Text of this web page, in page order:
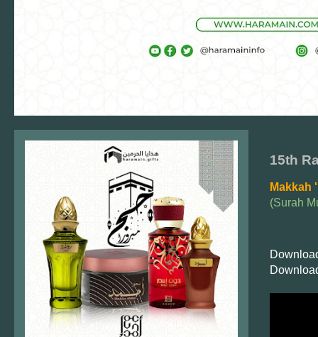
15th
Makkah
(Surah